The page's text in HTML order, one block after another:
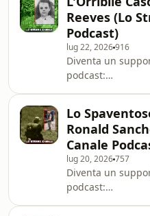
Reeves (Lo
Podcast)
lug 22, 2026916
Diventa un
podcast:
Lo
Ronald
Canale
lug 20, 2026757
Diventa un
podcast: